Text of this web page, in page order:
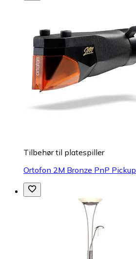
Tilbehør til platespiller
Ortofon 2M Bronze PnP Pickup